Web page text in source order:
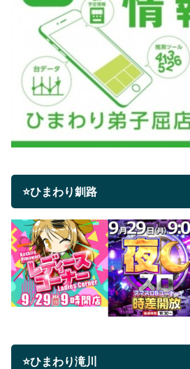
⭐ひまわり釧路
⭐ひまわり滝川